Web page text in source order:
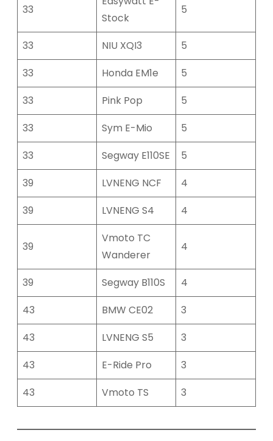
33
Stock
5
33 NIU XQI3
5
33
Honda EM1e
5
33
Pink Pop
5
33
Sym E-Mio
5
33
Segway E110SE
5
39
LVNENG NCF
4
39
LVNENG S4 4
39
Vmoto TC
Wanderer
4
39 Segway B110S
4
43
BMW CE02
3
43
LVNENG S5
3
43
E-Ride Pro
3
43
Vmoto TS 3